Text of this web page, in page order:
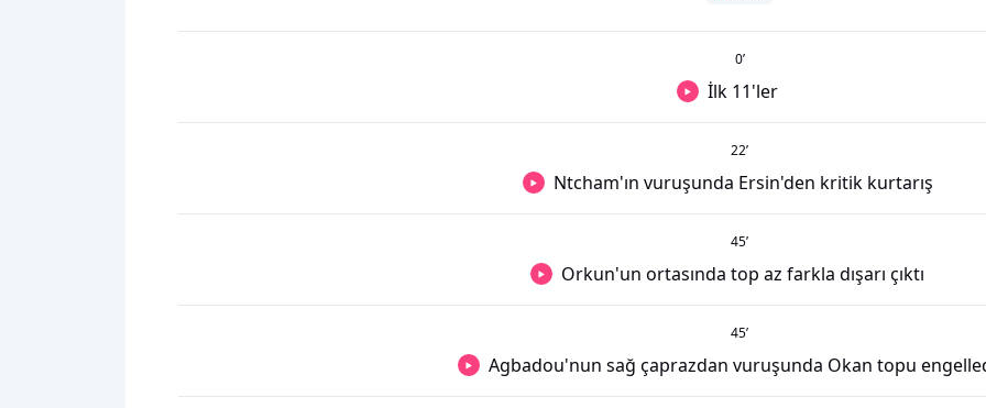
0’
İlk 11'ler
22’
Ntcham'ın vuruşunda Ersin'den kritik kurtarış
45’
Orkun'un ortasında top az farkla dışarı çıktı
45’
Agbadou'nun sağ çaprazdan vuruşunda Okan topu